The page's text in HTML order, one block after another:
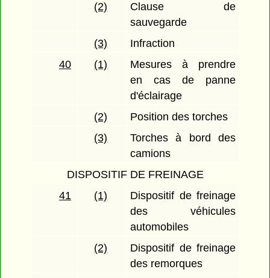
(2)
Clause de
sauvegarde
(3)
Infraction
40
(1)
Mesures à prendre
en cas de panne
d'éclairage
(2)
Position des torches
(3)
Torches à bord des
camions
DISPOSITIF DE FREINAGE
41
(1)
Dispositif de freinage
des véhicules
automobiles
(2)
Dispositif de freinage
des remorques